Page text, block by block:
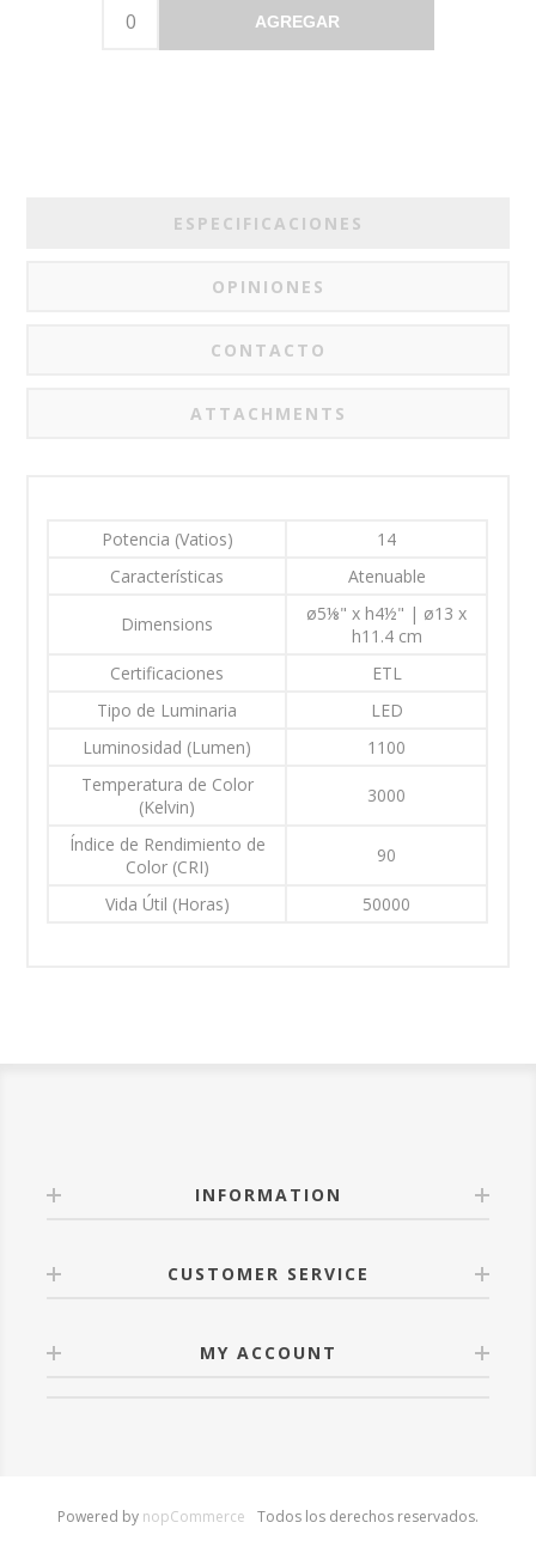
AGREGAR
ESPECIFICACIONES
OPINIONES
CONTACTO
ATTACHMENTS
Potencia (Vatios)
14
Características
Atenuable
Dimensions
ø5⅛" x h4½" | ø13 x
h11.4 cm
Certificaciones
ETL
Tipo de Luminaria
LED
Luminosidad (Lumen)
1100
Temperatura de Color
(Kelvin)
3000
Índice de Rendimiento de
Color (CRI)
90
Vida Útil (Horas) 50000
INFORMATION
CUSTOMER SERVICE
MY ACCOUNT
Powered by nopCommerce Todos los derechos reservados.